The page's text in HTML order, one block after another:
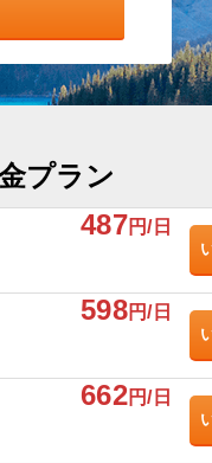
プラン
487円/日
598円/日
662円/日